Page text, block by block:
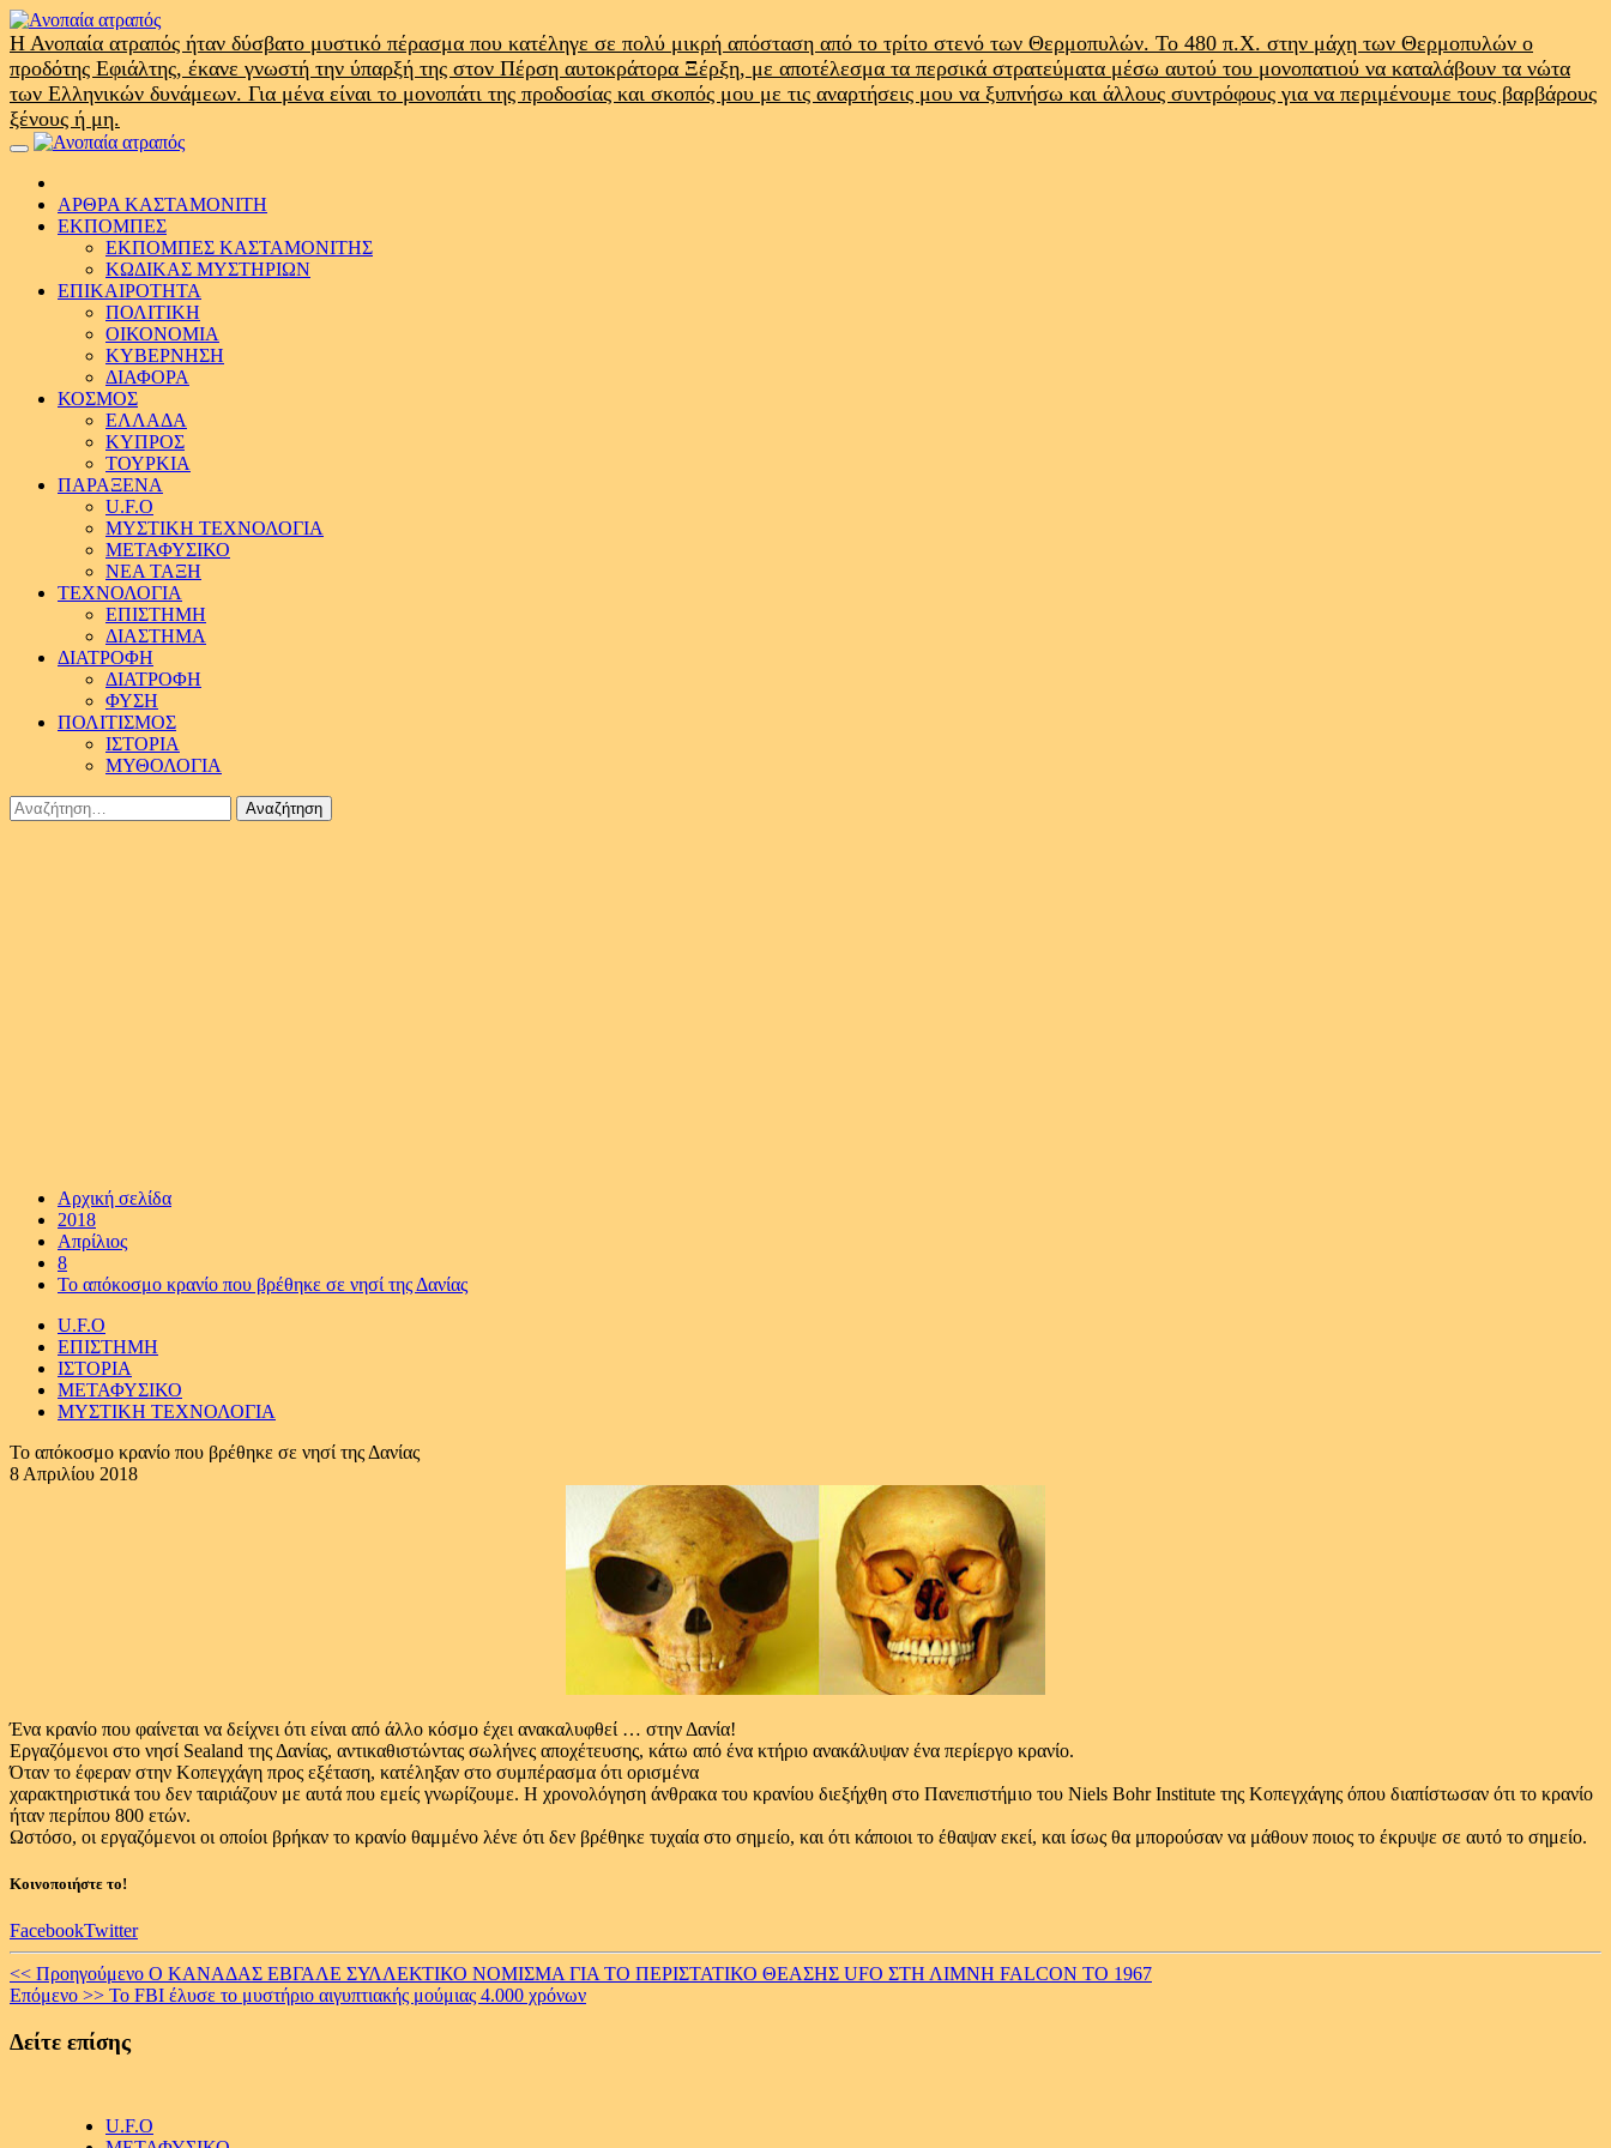
Skip
to
content
Η Ανοπαία ατραπός ήταν δύσβατο μυστικό πέρασμα που κατέληγε σε πολύ μικρή απόσταση από το τρίτο στενό των Θερμοπυλών. Το 480 π.Χ. στην μάχη των Θερμοπυλών ο
προδότης Εφιάλτης, έκανε γνωστή την ύπαρξή της στον Πέρση αυτοκράτορα Ξέρξη, με αποτέλεσμα τα περσικά στρατεύματα μέσω αυτού του μονοπατιού να καταλάβουν τα νώτα
των Ελληνικών δυνάμεων. Για μένα είναι το μονοπάτι της προδοσίας και σκοπός μου με τις αναρτήσεις μου να ξυπνήσω και άλλους συντρόφους για να περιμένουμε τους βαρβάρους
ξένους ή μη.
Primary
ΑΡΘΡΑ ΚΑΣΤΑΜΟΝΙΤΗ
ΕΚΠΟΜΠΕΣ
ΕΚΠΟΜΠΕΣ ΚΑΣΤΑΜΟΝΙΤΗΣ
ΚΩΔΙΚΑΣ ΜΥΣΤΗΡΙΩΝ
ΕΠΙΚΑΙΡΟΤΗΤΑ
ΠΟΛΙΤΙΚΗ
ΟΙΚΟΝΟΜΙΑ
ΚΥΒΕΡΝΗΣΗ
ΔΙΑΦΟΡΑ
ΚΟΣΜΟΣ
ΕΛΛΑΔΑ
ΚΥΠΡΟΣ
ΤΟΥΡΚΙΑ
ΠΑΡΑΞΕΝΑ
U.F.O
ΜΥΣΤΙΚΗ ΤΕΧΝΟΛΟΓΙΑ
ΜΕΤΑΦΥΣΙΚΟ
ΝΕΑ ΤΑΞΗ
ΤΕΧΝΟΛΟΓΙΑ
ΕΠΙΣΤΗΜΗ
ΔΙΑΣΤΗΜΑ
ΔΙΑΤΡΟΦΗ
ΔΙΑΤΡΟΦΗ
ΦΥΣΗ
ΠΟΛΙΤΙΣΜΟΣ
ΙΣΤΟΡΙΑ
ΜΥΘΟΛΟΓΙΑ
Αναζήτηση
για:
Αρχική σελίδα
2018
Απρίλιος
8
Το απόκοσμο κρανίο που βρέθηκε σε νησί της Δανίας
U.F.O
ΕΠΙΣΤΗΜΗ
ΙΣΤΟΡΙΑ
ΜΕΤΑΦΥΣΙΚΟ
ΜΥΣΤΙΚΗ ΤΕΧΝΟΛΟΓΙΑ
Το απόκοσμο κρανίο που βρέθηκε σε νησί της Δανίας
8 Απριλίου 2018
Ένα κρανίο που φαίνεται να δείχνει ότι είναι από άλλο κόσμο έχει ανακαλυφθεί … στην Δανία!
Εργαζόμενοι στο νησί Sealand της Δανίας, αντικαθιστώντας σωλήνες αποχέτευσης, κάτω από ένα κτήριο ανακάλυψαν ένα περίεργο κρανίο.
Όταν το έφεραν στην Κοπεγχάγη προς εξέταση, κατέληξαν στο συμπέρασμα ότι ορισμένα
χαρακτηριστικά του δεν ταιριάζουν με αυτά που εμείς γνωρίζουμε. Η χρονολόγηση άνθρακα του κρανίου διεξήχθη στο Πανεπιστήμιο του Niels Bohr Institute της Κοπεγχάγης όπου διαπίστωσαν ότι το κρανίο
ήταν περίπου 800 ετών.
Ωστόσο, οι εργαζόμενοι οι οποίοι βρήκαν το κρανίο θαμμένο λένε ότι δεν βρέθηκε τυχαία στο σημείο, και ότι κάποιοι το έθαψαν εκεί, και ίσως θα μπορούσαν να μάθουν ποιος το έκρυψε σε αυτό το σημείο.
Κοινοποιήστε το!
FacebookTwitter
Continue
Reading
<< Προηγούμενο Ο ΚΑΝΑΔΑΣ ΕΒΓΑΛΕ ΣΥΛΛΕΚΤΙΚΟ ΝΟΜΙΣΜΑ ΓΙΑ ΤΟ ΠΕΡΙΣΤΑΤΙΚΟ ΘΕΑΣΗΣ UFO ΣΤΗ ΛΙΜΝΗ FALCON ΤΟ 1967
Επόμενο >> To FBI έλυσε το μυστήριο αιγυπτιακής μούμιας 4.000 χρόνων
Δείτε επίσης
U.F.O